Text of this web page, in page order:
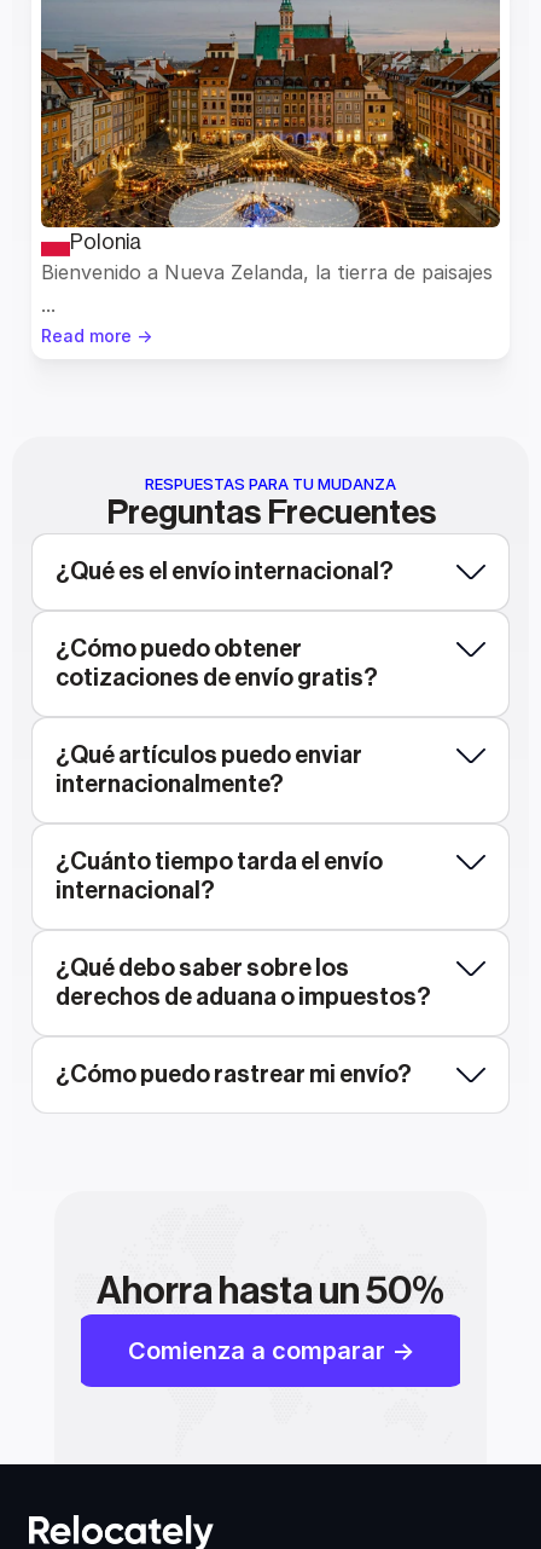
Polonia
Bienvenido a Nueva Zelanda, la tierra de paisajes
...
Read more ->
RESPUESTAS PARA TU MUDANZA
Preguntas Frecuentes
¿Qué es el envío internacional?
¿Cómo puedo obtener
cotizaciones de envío gratis?
¿Qué artículos puedo enviar
internacionalmente?
¿Cuánto tiempo tarda el envío
internacional?
¿Qué debo saber sobre los
derechos de aduana o impuestos?
¿Cómo puedo rastrear mi envío?
Ahorra hasta un 50%
Comienza a comparar ->